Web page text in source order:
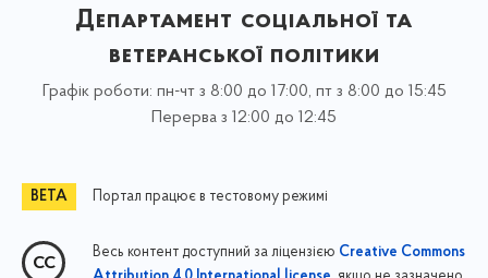
Департамент соціальної та
ветеранської політики
Графік роботи: пн-чт з 8:00 до 17:00, пт з 8:00 до 15:45
Перерва з 12:00 до 12:45
Портал працює в тестовому режимі
Весь контент доступний за ліцензією Creative Commons